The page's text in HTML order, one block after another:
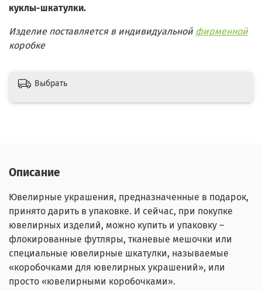
куклы-шкатулки.
Изделие поставляется в индивидуальной фирменной
коробке
Выбрать
Описание
Ювелирные украшения, предназначенные в подарок,
принято дарить в упаковке. И сейчас, при покупке
ювелирных изделий, можно купить и упаковку –
флокированные футляры, тканевые мешочки или
специальные ювелирные шкатулки, называемые
«коробочками для ювелирных украшений», или
просто «ювелирными коробочками».